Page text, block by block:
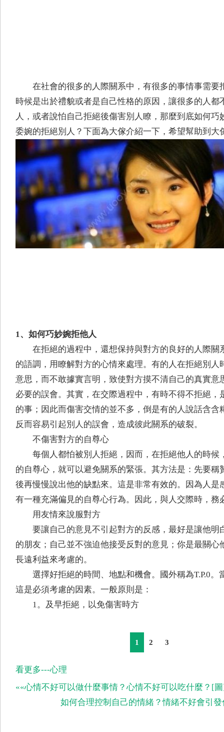
在社會的很多的人際關系中，有很多的事情事需要
時候是出於禮貌或者是自己性格的原因，讓很多的人都
人，或者說怕自己拒絕後傷害別人瞭，那麼到底如何巧
委婉的拒絕別人？下面為大傢介紹一下，希望幫助到大
1、如何巧妙婉拒他人
在拒絕的過程中，還想保持與對方的良好的人際關
的語調，用瞭解對方的心情來處理。有的人在拒絕別人
意思，而不敢據實言明，致使對方摸不清自己的真實意
必要的誤會。其實，在交際過程中，有時不得不拒絕，
的事；因此而傷害交情的並不多，倒是有的人說話含含
反而容易引起別人的誤會，造成彼此關系的破裂。
不傷害對方的自尊心
每個人都怕被別人拒絕，因而，在拒絕他人的時候
的自尊心，就可以避免關系的緊張。其方法是：先要稱
後再慢慢說出他的缺點來。這是非常有效的。因為人是
有一種充滿偏見的自尊心行為。因此，與人交際時，務
用友情來說服對方
要讓自己的意見不引起對方的反感，最好是讓他明
的朋友；自己並不強迫他接受反對的意見；你是最關心
長遠利益來考慮的。
選擇好拒絕的時間、地點和機會。國外稱為T.P.0。
這是必須考慮的因素。一般原則是：
1。及早拒絕，以免傷害時方
1 2 3
看更多---心理
««心情不好可以做什麼事情？心情不好可以吃什麼？[
如何合理控制自己的情緒？情緒不好會引